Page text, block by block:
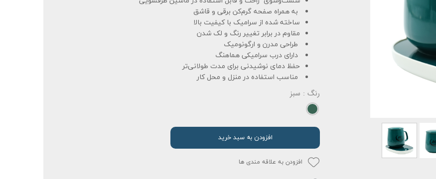
به همراه صفحه گرم‌کن برقی و قاشق
ساخته شده از سرامیک با کیفیت بالا
مقاوم در برابر تغییر رنگ و لک شدن
طراحی مدرن و ارگونومیک
دارای درب سرامیکی هماهنگ
حفظ دمای نوشیدنی برای مدت طولانی‌تر
مناسب استفاده در منزل و محل کار
رنگ : سبز
افزودن به سبد خرید
افزودن به علاقه مندی ها